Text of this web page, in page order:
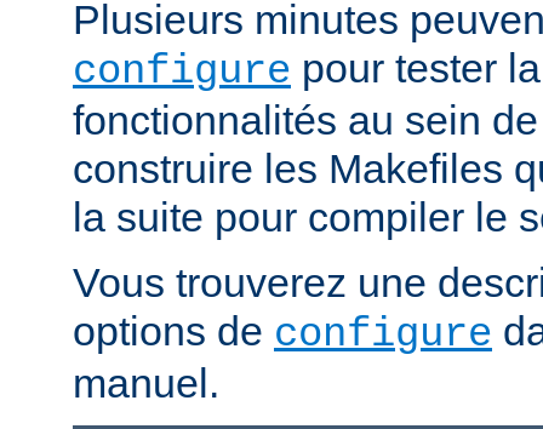
Plusieurs minutes
configure pour tester
fonctionnalités au sein
construire les Makefiles
la suite pour compiler le
Vous trouverez une
options de configure
manuel.